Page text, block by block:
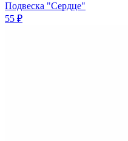
Подвеска "Сердце"
55 ₽